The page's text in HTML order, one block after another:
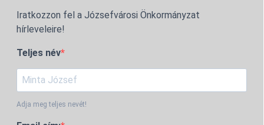
Iratkozzon fel a Józsefvárosi Önkormányzat
hírleveleire!
Teljes név
Adja meg teljes nevét!